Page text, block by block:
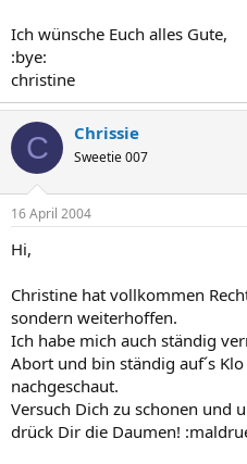
Ich wünsche Euch alles Gute,
:bye:
christine
C Chrissie
Sweetie 007
16 April 2004
Hi,
Christine hat vollkommen
sondern weiterhoffen.
Ich habe mich auch ständig
Abort und bin ständig auf´s
nachgeschaut.
Versuch Dich zu schonen und
drück Dir die Daumen!